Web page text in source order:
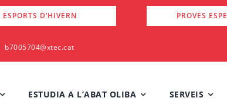
D’HIVERN PROVES
b7005704@xtec.cat
ESTUDIA A L’ABAT OLIBA SERVEIS